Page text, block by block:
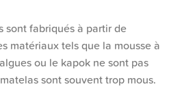
sont fabriqués à partir de
matériaux tels que la mousse à
ou le kapok ne sont pas
sont souvent trop mous.